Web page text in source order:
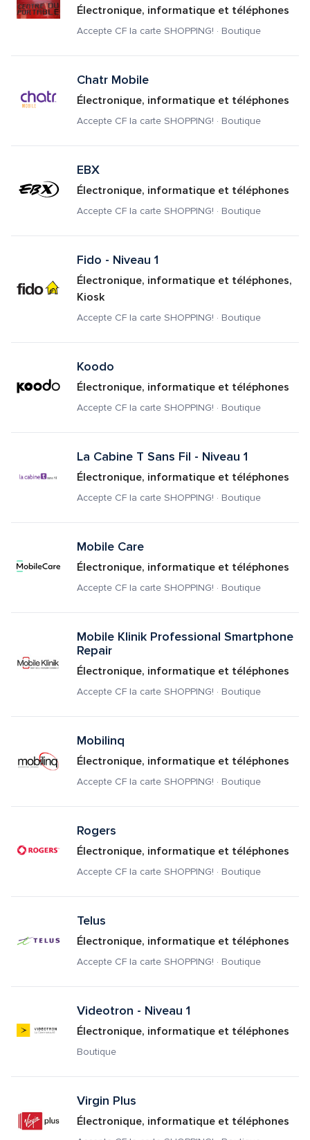
Électronique, informatique et téléphones
Accepte CF la carte SHOPPING! · Boutique
Chatr Mobile
Électronique, informatique et téléphones
Accepte CF la carte SHOPPING! · Boutique
EBX
Électronique, informatique et téléphones
Accepte CF la carte SHOPPING! · Boutique
Fido - Niveau 1
Électronique, informatique et téléphones,
Kiosk
Accepte CF la carte SHOPPING! · Boutique
Koodo
Électronique, informatique et téléphones
Accepte CF la carte SHOPPING! · Boutique
La Cabine T Sans Fil - Niveau 1
Électronique, informatique et téléphones
Accepte CF la carte SHOPPING! · Boutique
Mobile Care
Électronique, informatique et téléphones
Accepte CF la carte SHOPPING! · Boutique
Mobile Klinik Professional Smartphone
Repair
Électronique, informatique et téléphones
Accepte CF la carte SHOPPING! · Boutique
Mobilinq
Électronique, informatique et téléphones
Accepte CF la carte SHOPPING! · Boutique
Rogers
Électronique, informatique et téléphones
Accepte CF la carte SHOPPING! · Boutique
Telus
Électronique, informatique et téléphones
Accepte CF la carte SHOPPING! · Boutique
Videotron - Niveau 1
Électronique, informatique et téléphones
Boutique
Virgin Plus
Électronique, informatique et téléphones